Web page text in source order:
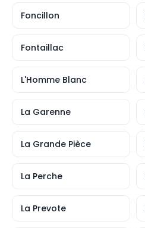
Foncillon
Fontaillac
L'Homme Blanc
La Garenne
La Grande Pièce
La Perche
La Prevote